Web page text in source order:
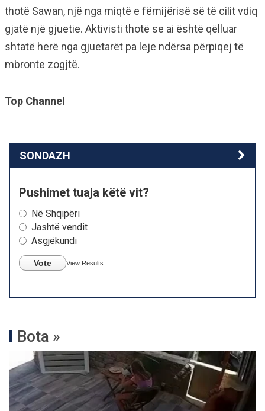
thotë Sawan, një nga miqtë e fëmijërisë së të cilit vdiq
gjatë një gjuetie. Aktivisti thotë se ai është qëlluar
shtatë herë nga gjuetarët pa leje ndërsa përpiqej të
mbronte zogjtë.
Top Channel
SONDAZH
Pushimet tuaja këtë vit?
Në Shqipëri
Jashtë vendit
Asgjëkundi
Vote View Results
Bota »